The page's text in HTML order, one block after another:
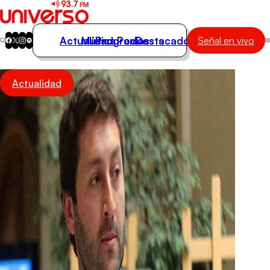
Actualidad
Música
Programas
Podcasts
Destacados
Actualidad
Música
Programas
Podcasts
Destacados Señal en vivo
Actualidad